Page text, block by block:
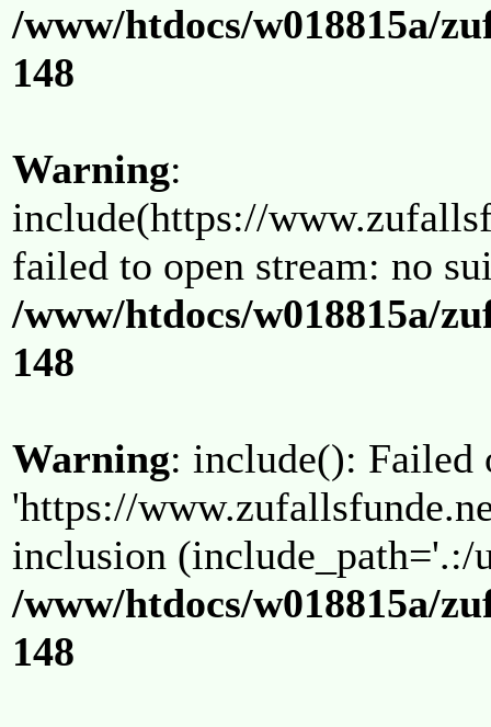
/www/htdocs/w018815a/
148
Warning:
include(https://
failed to open stream: no
/www/htdocs/w018815a/
148
Warning: include(): Failed
'https://
inclusion (include_path='.:/
/www/htdocs/w018815a/
148